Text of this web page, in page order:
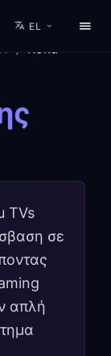
EL
/ Roku
TVs
σε
απλή